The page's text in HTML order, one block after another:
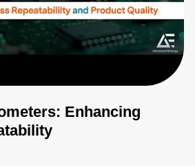
Enhancing